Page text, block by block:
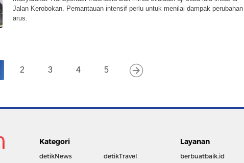
Jalan Kerobokan. Pemantauan intensif perlu untuk menilai dampak perubahan
arus.
2 3 4 5
Kategori
detikNews
detikTravel
Layanan
berbuatbaik.id